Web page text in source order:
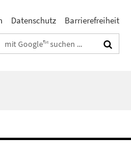
Datenschutz Barrierefreiheit
Suchbegriffe